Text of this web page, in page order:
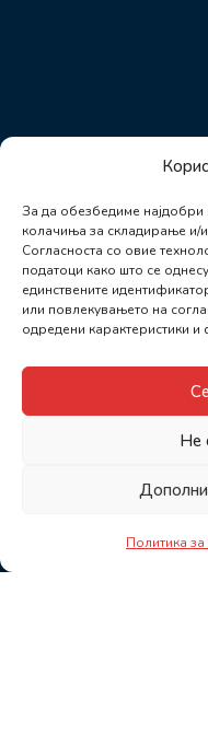
За да обезбедиме најдобри
колачиња за складирање и/
Согласноста со овие
податоци како што се
единствените
или повлекувањето на
одредени карактеристики и
Не
Политика